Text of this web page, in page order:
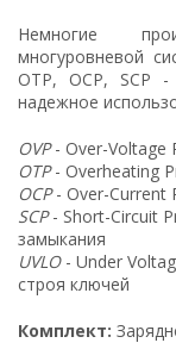
Немногие
многуровневой
OTP, OCP, SCP
надежное
OVP- Over-Voltage
OTP- Overheating
OCP- Over-Current
SCP- Short-Circuit
замыкания
UVLO- Under
строя ключей
Комплект: